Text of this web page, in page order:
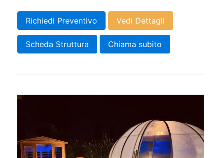
Richiedi Preventivo Vedi Dettagli
Scheda Struttura Chiama subito